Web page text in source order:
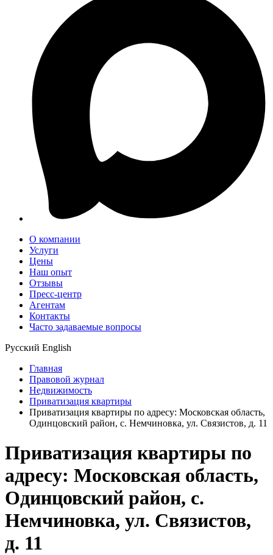
О компании
Услуги
Цены
Наш опыт
Отзывы
Пресс-центр
Агентам
Контакты
Часто задаваемые вопросы
Русский English
Главная
Правовой журнал
Недвижимость
Приватизация квартиры
Приватизация квартиры по адресу: Московская область,
Одинцовский район, с. Немчиновка, ул. Связистов, д. 11
Приватизация квартиры по
адресу: Московская область,
Одинцовский район, с.
Немчиновка, ул. Связистов,
д. 11